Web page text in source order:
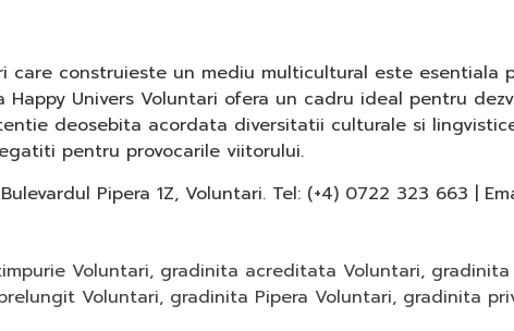
care construieste un mediu multicultural este esentiala
Univers Voluntari ofera un cadru ideal pentru
deosebita acordata diversitatii culturale si
pentru provocarile viitorului.
Pipera 1Z, Voluntari. Tel: (+4) 0722 323 663 |
Voluntari, gradinita acreditata Voluntari,
Voluntari, gradinita Pipera Voluntari, gradinita